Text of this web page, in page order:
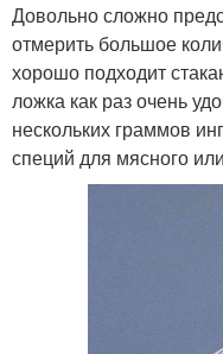
Довольно сложно
отмерить большое
хорошо подходит
ложка как раз очень
нескольких граммов
специй для мясного